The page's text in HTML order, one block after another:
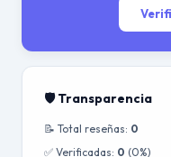
🛡️ Transparencia
📝 Total reseñas: 0
✅ Verificadas: 0 (0%)